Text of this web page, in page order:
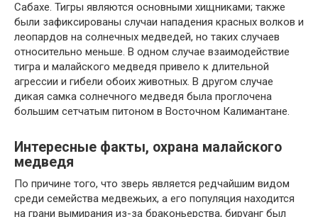
Сабахе. Тигры являются основными хищниками; также
были зафиксированы случаи нападения красных волков и
леопардов на солнечных медведей, но таких случаев
относительно меньше. В одном случае взаимодействие
тигра и малайского медведя привело к длительной
агрессии и гибели обоих животных. В другом случае
дикая самка солнечного медведя была проглочена
большим сетчатым питоном в Восточном Калимантане.
Интересные факты, охрана малайского
медведя
По причине того, что зверь является редчайшим видом
среди семейства медвежьих, а его популяция находится
на грани вымирания из-за браконьерства, бируанг был